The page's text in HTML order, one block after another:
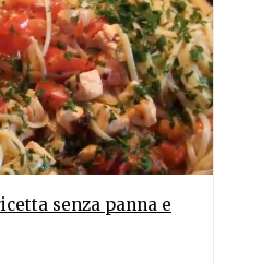
senza panna e